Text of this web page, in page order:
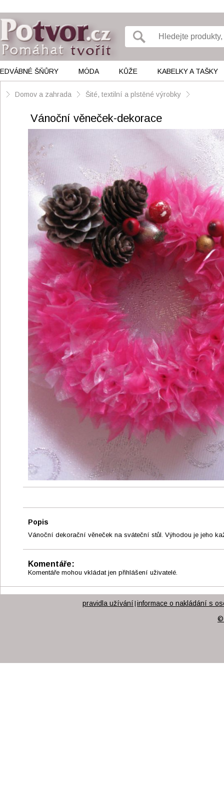
ŠŇŮRY MÓDA KŮŽE KABELKY A TAŠKY
Domov a zahrada Šité, textilní a plstěné výrobky
Vánoční věneček-dekorace
Popis
Vánoční dekorační věneček na sváteční stůl. Výhodou je jeho
Komentáře:
Komentáře mohou vkládat jen přihlášení uživatelé.
pravidla užívání informace o nakládání s
©